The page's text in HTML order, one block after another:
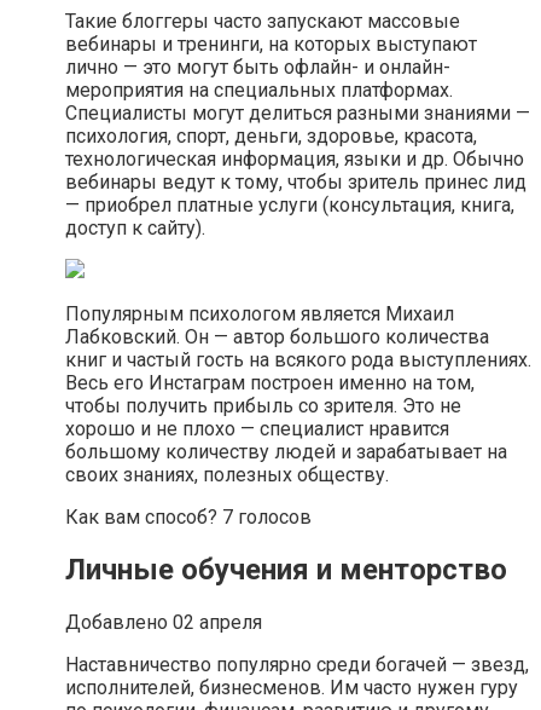
Такие блоггеры часто запускают массовые
вебинары и тренинги, на которых выступают
лично — это могут быть офлайн- и онлайн-
мероприятия на специальных платформах.
Специалисты могут делиться разными знаниями —
психология, спорт, деньги, здоровье, красота,
технологическая информация, языки и др. Обычно
вебинары ведут к тому, чтобы зритель принес лид
— приобрел платные услуги (консультация, книга,
доступ к сайту).
Популярным психологом является Михаил
Лабковский. Он — автор большого количества
книг и частый гость на всякого рода выступлениях.
Весь его Инстаграм построен именно на том,
чтобы получить прибыль со зрителя. Это не
хорошо и не плохо — специалист нравится
большому количеству людей и зарабатывает на
своих знаниях, полезных обществу.
Как вам способ? 7 голосов
Личные обучения и менторство
Добавлено 02 апреля
Наставничество популярно среди богачей — звезд,
исполнителей, бизнесменов. Им часто нужен гуру